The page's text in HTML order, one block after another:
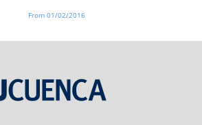
From 01/02/2016